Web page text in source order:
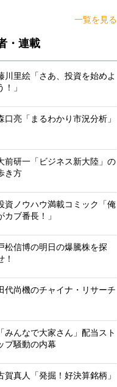
一覧を見る
・連載
川里絵「さあ、投資を始めよ
！」
口亮「まるわかり市況分析」
前研一「ビジネス新大陸」の
き方
資ノウハウ満載コミック「俺
カブ番長！」
松信博の明日の爆騰株を探
！
代尚機のチャイナ・リサーチ
「みんなで大家さん」配当スト
プ騒動の内幕
賀真人「発掘！好決算銘柄」